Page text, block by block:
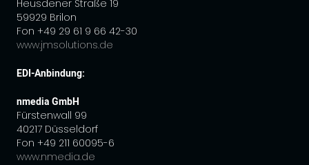
Heusdener Straße 19
59929 Brilon
Fon +49 29 61 9 66 42-30
www.jmsolutions.de
EDI-Anbindung:
nmedia GmbH
Fürstenwall 99
40217 Düsseldorf
Fon +49 211 60095-6
www.nmedia.de